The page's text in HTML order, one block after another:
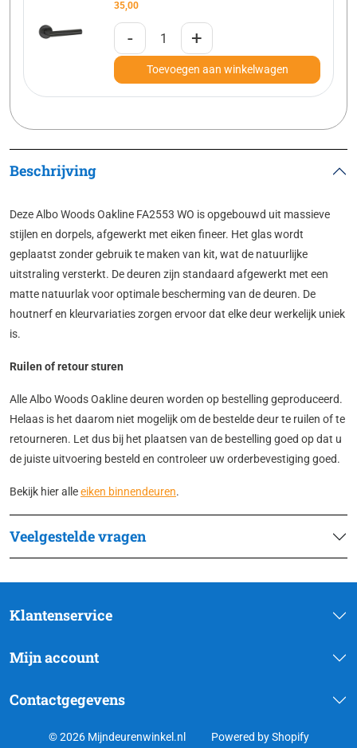
35,00
- +
Toevoegen aan winkelwagen
Beschrijving
Deze Albo Woods Oakline FA2553 WO is opgebouwd uit massieve
stijlen en dorpels, afgewerkt met eiken fineer. Het glas wordt
geplaatst zonder gebruik te maken van kit, wat de natuurlijke
uitstraling versterkt. De deuren zijn standaard afgewerkt met een
matte natuurlak voor optimale bescherming van de deuren. De
houtnerf en kleurvariaties zorgen ervoor dat elke deur werkelijk uniek
is.
Ruilen of retour sturen
Alle Albo Woods Oakline deuren worden op bestelling geproduceerd.
Helaas is het daarom niet mogelijk om de bestelde deur te ruilen of te
retourneren. Let dus bij het plaatsen van de bestelling goed op dat u
de juiste uitvoering besteld en controleer uw orderbevestiging goed.
Bekijk hier alleeiken binnendeuren.
Veelgestelde vragen
Klantenservice
Mijn account
Contactgegevens
© 2026 Mijndeurenwinkel.nl Powered by Shopify